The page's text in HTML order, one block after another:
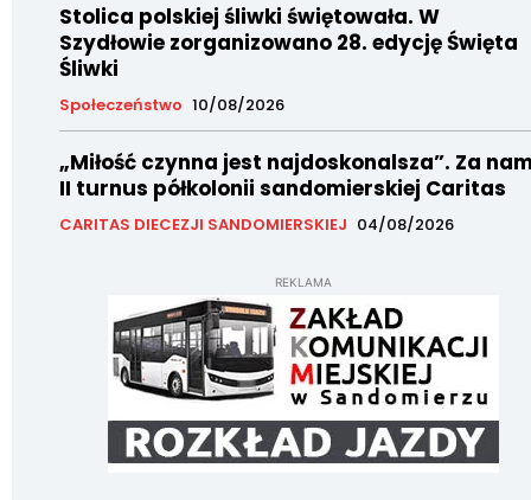
Stolica polskiej śliwki świętowała. W
Szydłowie zorganizowano 28. edycję Święta
Śliwki
Społeczeństwo 10/08/2026
„Miłość czynna jest najdoskonalsza”. Za
II turnus półkolonii sandomierskiej Caritas
CARITAS DIECEZJI SANDOMIERSKIEJ 04/08/2026
REKLAMA